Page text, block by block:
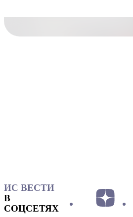
ИС ВЕСТИ
В
СОЦСЕТЯХ